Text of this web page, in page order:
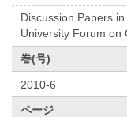
Discussion Papers
University Forum on
巻(号)
2010-6
ページ